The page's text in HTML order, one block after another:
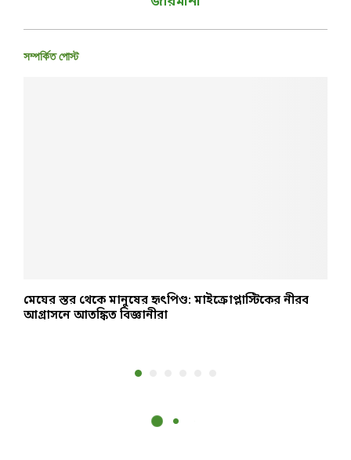
সম্পর্কিত পোস্ট
মেঘের স্তর থেকে মানুষের হৃৎপিণ্ড: মাইক্রোপ্লাস্টিকের নীরব
আগ্রাসনে আতঙ্কিত বিজ্ঞানীরা